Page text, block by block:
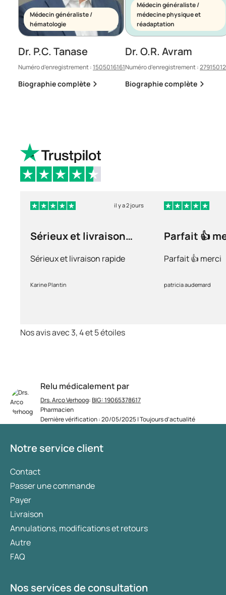
Relu médicalement par
Drs. Arco Verhoog:BIG: 19065378617
Pharmacien
Dernière vérification : 20/05/2025 | Toujours d’actualité
Médecin généraliste /
hématologie
Dr. P.C. Tanase
Numéro d’enregistrement :1505016161
Biographie complète
Médecin généraliste /
médecine physique et
réadaptation
Dr. O.R. Avram
Numéro d’enregistrement :
Biographie complète
il y a 2 jours
Sérieux et livraison
Sérieux et livraison rapide
Karine Plantin
Parfait 👍
Parfait 👍 merci
patricia audemard
Nos avis avec 3, 4 et 5 étoiles
Notre service client
Contact
Passer une commande
Payer
Livraison
Annulations, modifications et retours
Autre
FAQ
Nos services de consultation